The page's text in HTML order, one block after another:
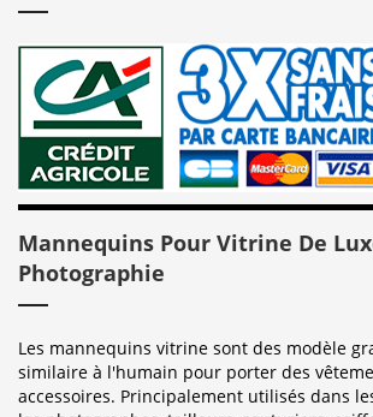
Mannequins Pour Vitrine De
Photographie
Les mannequins vitrine sont des modèle
similaire à l'humain pour porter des
accessoires. Principalement utilisés dans